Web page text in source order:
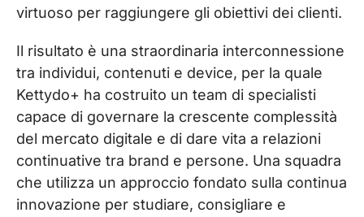
virtuoso per raggiungere gli obiettivi dei clienti.
Il risultato è una straordinaria interconnessione
tra individui, contenuti e device, per la quale
Kettydo+ ha costruito un team di specialisti
capace di governare la crescente complessità
del mercato digitale e di dare vita a relazioni
continuative tra brand e persone. Una squadra
che utilizza un approccio fondato sulla continua
innovazione per studiare, consigliare e